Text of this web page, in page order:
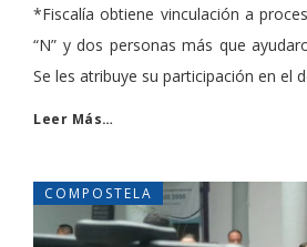
*Fiscalía obtiene vinculación a
“N” y dos personas más que
Se les atribuye su participación en el
Leer Más…
COMPOSTELA